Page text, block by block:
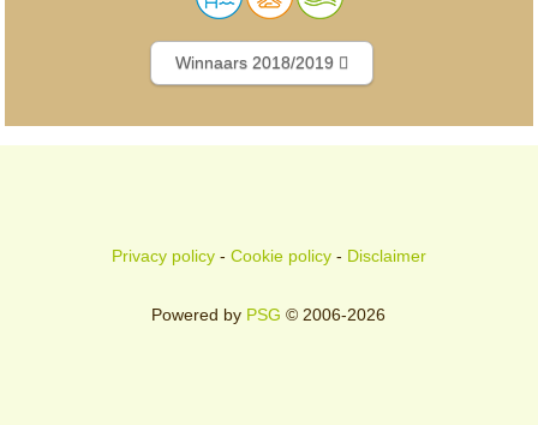
Winnaars 2018/2019
Privacy policy- Cookie policy- Disclaimer
Powered by PSG © 2006-2026